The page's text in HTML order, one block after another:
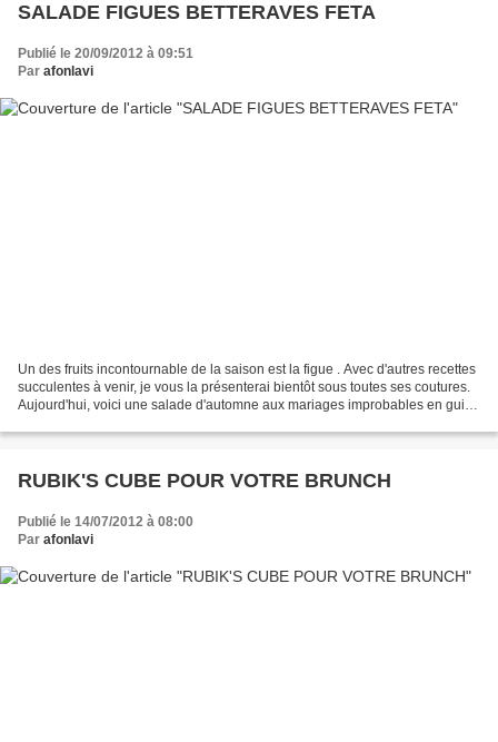
SALADE FIGUES BETTERAVES FETA
Publié le 20/09/2012 à 09:51
Par afonlavi
Un des fruits incontournable de la saison est la figue . Avec d'autres recettes
succulentes à venir, je vous la présenterai bientôt sous toutes ses coutures.
Aujourd'hui, voici une salade d'automne aux mariages improbables en guise
RUBIK'S CUBE POUR VOTRE BRUNCH
Publié le 14/07/2012 à 08:00
Par afonlavi